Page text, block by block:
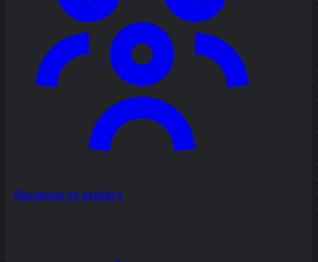
Réunions et ateliers